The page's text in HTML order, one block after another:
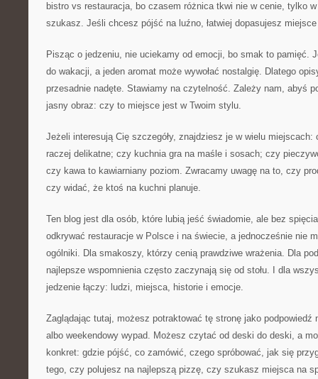
bistro vs restauracja, bo czasem różnica tkwi nie w cenie, tylko
szukasz. Jeśli chcesz pójść na luźno, łatwiej dopasujesz
Pisząc o jedzeniu, nie uciekamy od emocji, bo smak to pamięć.
do wakacji, a jeden aromat może wywołać nostalgię. Dlatego
przesadnie nadęte. Stawiamy na czytelność. Zależy nam, abyś
jasny obraz: czy to miejsce jest w Twoim stylu.
Jeżeli interesują Cię szczegóły, znajdziesz je w wielu
raczej delikatne; czy kuchnia gra na maśle i sosach; czy
czy kawa to kawiarniany poziom. Zwracamy uwagę na to, czy
czy widać, że ktoś na kuchni planuje.
Ten blog jest dla osób, które lubią jeść świadomie, ale bez
odkrywać restauracje w Polsce i na świecie, a jednocześnie nie
ogólniki. Dla smakoszy, którzy cenią prawdziwe wrażenia. Dla
najlepsze wspomnienia często zaczynają się od stołu. I dla
jedzenie łączy: ludzi, miejsca, historie i emocje.
Zaglądając tutaj, możesz potraktować tę stronę jako
albo weekendowy wypad. Możesz czytać od deski do deski, a
konkret: gdzie pójść, co zamówić, czego spróbować, jak się
tego, czy polujesz na najlepszą pizzę, czy szukasz miejsca na